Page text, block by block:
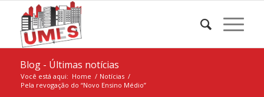
Blog - Últimas notícias
Você está aqui: Home / Notícias /
Pela revogação do “Novo Ensino Médio”